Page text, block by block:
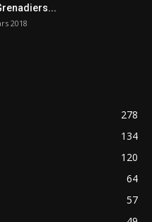
2018
278
134
120
64
57